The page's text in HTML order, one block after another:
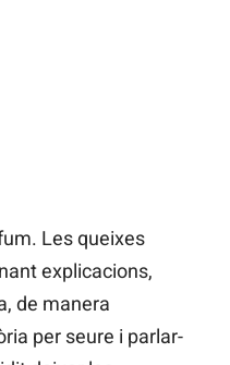
Les queixes
explicacions,
de manera
per seure i parlar-